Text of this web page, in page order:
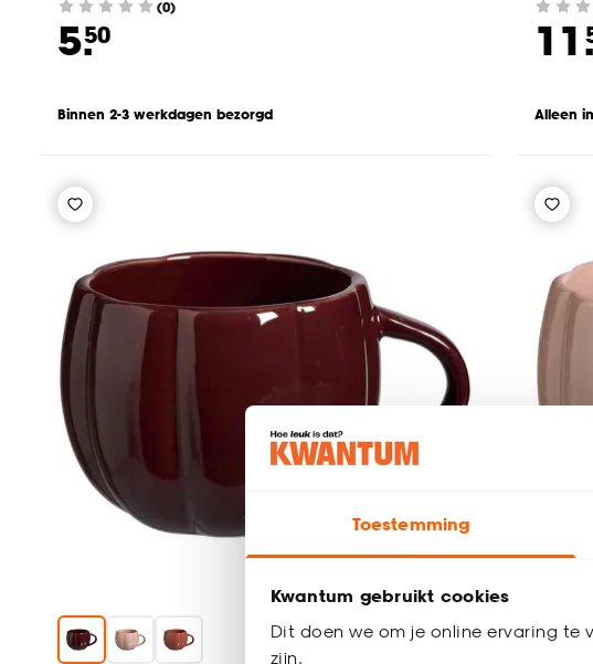
Toestemming
Kwantum gebruikt cookies
Dit doen we om je online ervaring te
zijn.
(0)
5.50
Binnen 2-3 werkdagen bezorgd Alleen